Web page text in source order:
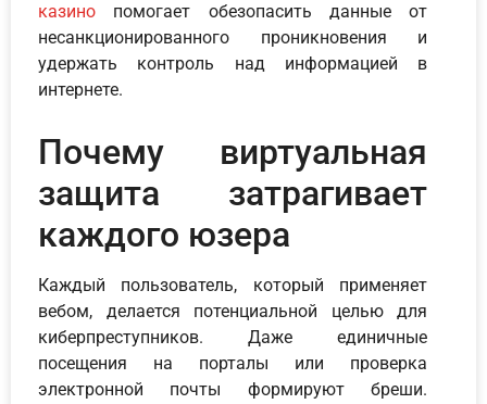
казино помогает обезопасить данные от
несанкционированного проникновения и
удержать контроль над информацией в
интернете.
Почему виртуальная
защита затрагивает
каждого юзера
Каждый пользователь, который применяет
вебом, делается потенциальной целью для
киберпреступников. Даже единичные
посещения на порталы или проверка
электронной почты формируют бреши.